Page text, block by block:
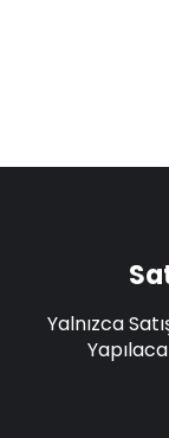
Yalnızca